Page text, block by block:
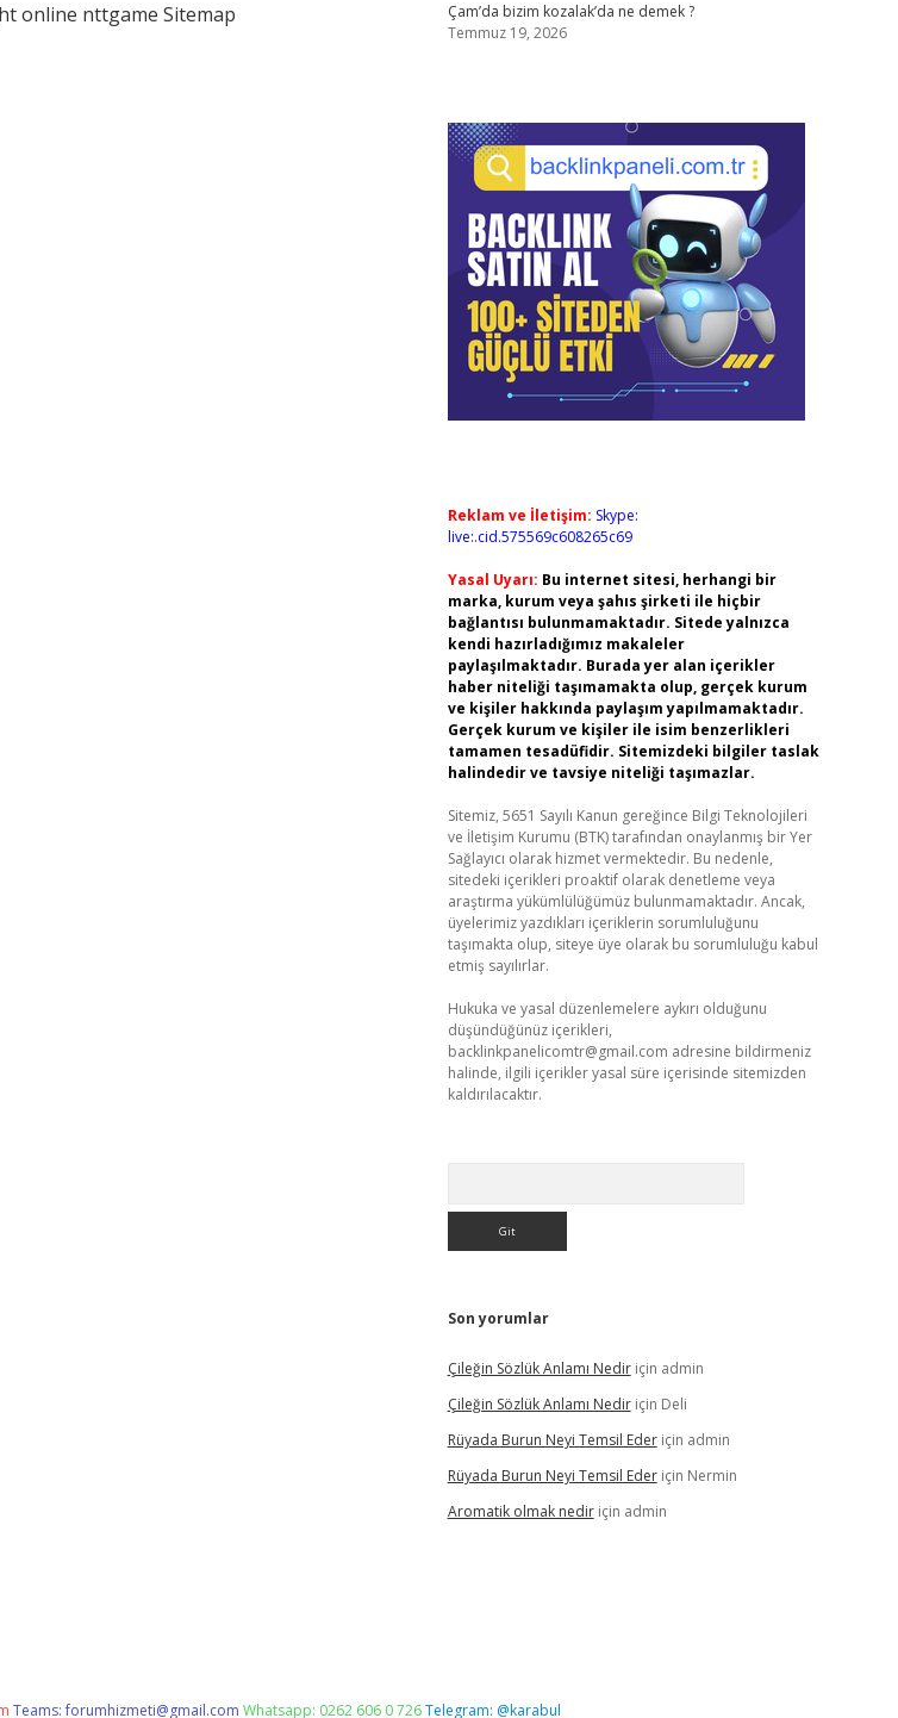
online nttgame Sitemap
Çam’da bizim kozalak’da ne demek ?
Temmuz 19, 2026
Reklam ve İletişim: Skype:
live:.cid.575569c608265c69
Yasal Uyarı: Bu internet sitesi, herhangi bir
marka, kurum veya şahıs şirketi ile hiçbir
bağlantısı bulunmamaktadır. Sitede yalnızca
kendi hazırladığımız makaleler
paylaşılmaktadır. Burada yer alan içerikler
haber niteliği taşımamakta olup, gerçek kurum
ve kişiler hakkında paylaşım yapılmamaktadır.
Gerçek kurum ve kişiler ile isim benzerlikleri
tamamen tesadüfidir. Sitemizdeki bilgiler taslak
halindedir ve tavsiye niteliği taşımazlar.
Sitemiz, 5651 Sayılı Kanun gereğince Bilgi Teknolojileri
ve İletişim Kurumu (BTK) tarafından onaylanmış bir Yer
Sağlayıcı olarak hizmet vermektedir. Bu nedenle,
sitedeki içerikleri proaktif olarak denetleme veya
araştırma yükümlülüğümüz bulunmamaktadır. Ancak,
üyelerimiz yazdıkları içeriklerin sorumluluğunu
taşımakta olup, siteye üye olarak bu sorumluluğu kabul
etmiş sayılırlar.
Hukuka ve yasal düzenlemelere aykırı olduğunu
düşündüğünüz içerikleri,
backlinkpanelicomtr@gmail.com adresine bildirmeniz
halinde, ilgili içerikler yasal süre içerisinde sitemizden
kaldırılacaktır.
Son yorumlar
Çileğin Sözlük Anlamı Nediriçin admin
Çileğin Sözlük Anlamı Nediriçin Deli
Rüyada Burun Neyi Temsil Ederiçin admin
Rüyada Burun Neyi Temsil Ederiçin Nermin
Aromatik olmak nediriçin admin
Teams:forumhizmeti@gmail.com Whatsapp: 0262 606 0 726Telegram: @karabul